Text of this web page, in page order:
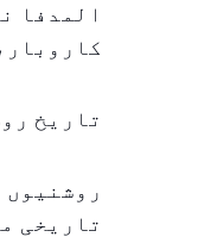
المدفا
تاریخ
روشنیوں
تاریخی